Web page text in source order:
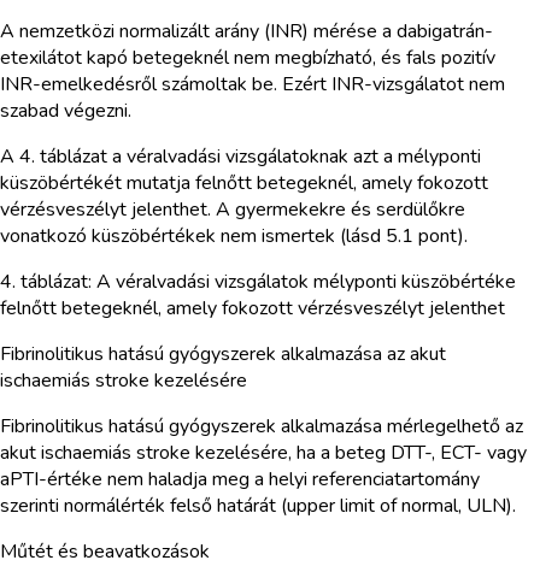
A nemzetközi normalizált arány (INR) mérése a dabigatrán-
etexilátot kapó betegeknél nem megbízható, és fals pozitív
INR-emelkedésről számoltak be. Ezért INR-vizsgálatot nem
szabad végezni.
A 4. táblázat a véralvadási vizsgálatoknak azt a mélyponti
küszöbértékét mutatja felnőtt betegeknél, amely fokozott
vérzésveszélyt jelenthet. A gyermekekre és serdülőkre
vonatkozó küszöbértékek nem ismertek (lásd 5.1 pont).
4. táblázat: A véralvadási vizsgálatok mélyponti küszöbértéke
felnőtt betegeknél, amely fokozott vérzésveszélyt jelenthet
Fibrinolitikus hatású gyógyszerek alkalmazása az akut
ischaemiás stroke kezelésére
Fibrinolitikus hatású gyógyszerek alkalmazása mérlegelhető az
akut ischaemiás stroke kezelésére, ha a beteg DTT-, ECT- vagy
aPTI-értéke nem haladja meg a helyi referenciatartomány
szerinti normálérték felső határát (upper limit of normal, ULN).
Műtét és beavatkozások